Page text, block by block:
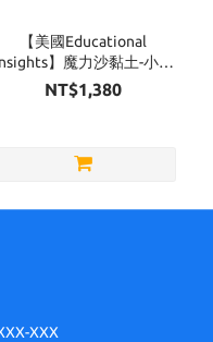
【美國Educational
】魔力沙黏土-小玩
家壓模組
NT$1,380
XXX